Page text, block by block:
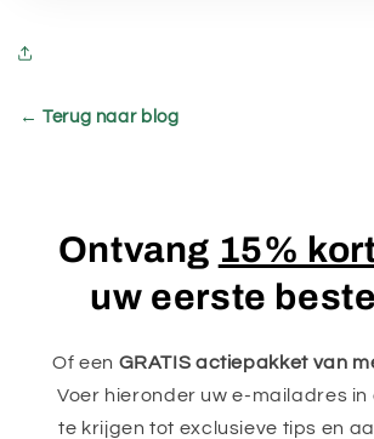
← Terug naar blog
Ontvang 15%
uw eerste
Of een GRATIS actiepakket van
Voer hieronder uw e-mailadres in
te krijgen tot exclusieve tips en